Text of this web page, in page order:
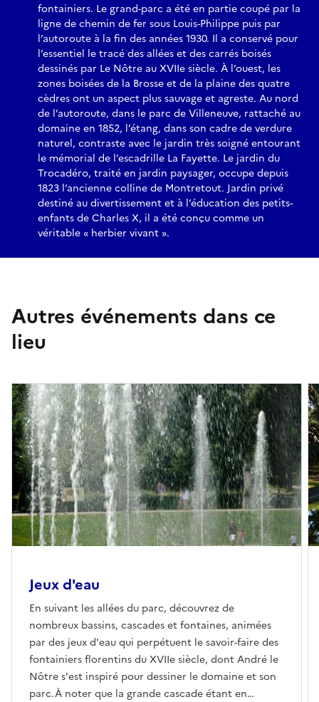
fontainiers. Le grand-parc a été en partie coupé par la
ligne de chemin de fer sous Louis-Philippe puis par
l’autoroute à la fin des années 1930. Il a conservé pour
l’essentiel le tracé des allées et des carrés boisés
dessinés par Le Nôtre au XVIIe siècle. À l’ouest, les
zones boisées de la Brosse et de la plaine des quatre
cèdres ont un aspect plus sauvage et agreste. Au nord
de l’autoroute, dans le parc de Villeneuve, rattaché au
domaine en 1852, l’étang, dans son cadre de verdure
naturel, contraste avec le jardin très soigné entourant
le mémorial de l’escadrille La Fayette. Le jardin du
Trocadéro, traité en jardin paysager, occupe depuis
1823 l’ancienne colline de Montretout. Jardin privé
destiné au divertissement et à l’éducation des petits-
enfants de Charles X, il a été conçu comme un
véritable « herbier vivant ».
Autres événements dans ce
lieu
Jeux d'eau
En suivant les allées du parc, découvrez de
nombreux bassins, cascades et fontaines, animées
par des jeux d'eau qui perpétuent le savoir-faire des
fontainiers florentins du XVIIe siècle, dont André le
Nôtre s'est inspiré pour dessiner le domaine et son
parc.À noter que la grande cascade étant en